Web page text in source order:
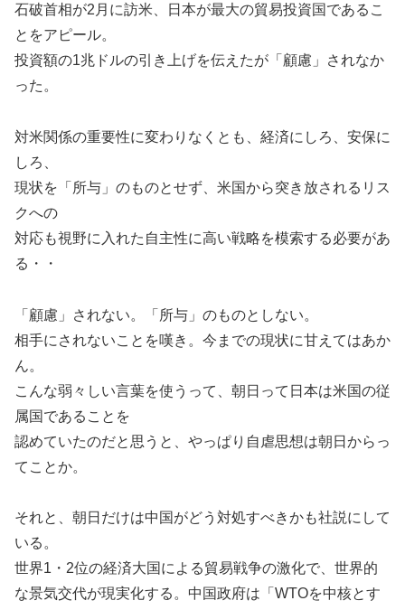
石破首相が2月に訪米、日本が最大の貿易投資国であるこ
とをアピール。
投資額の1兆ドルの引き上げを伝えたが「顧慮」されなか
った。
対米関係の重要性に変わりなくとも、経済にしろ、安保に
しろ、
現状を「所与」のものとせず、米国から突き放されるリス
クへの
対応も視野に入れた自主性に高い戦略を模索する必要があ
る・・
「顧慮」されない。「所与」のものとしない。
相手にされないことを嘆き。今までの現状に甘えてはあか
ん。
こんな弱々しい言葉を使うって、朝日って日本は米国の従
属国であることを
認めていたのだと思うと、やっぱり自虐思想は朝日からっ
てことか。
それと、朝日だけは中国がどう対処すべきかも社説にして
いる。
世界1・2位の経済大国による貿易戦争の激化で、世界的
な景気交代が現実化する。中国政府は「WTOを中核とす